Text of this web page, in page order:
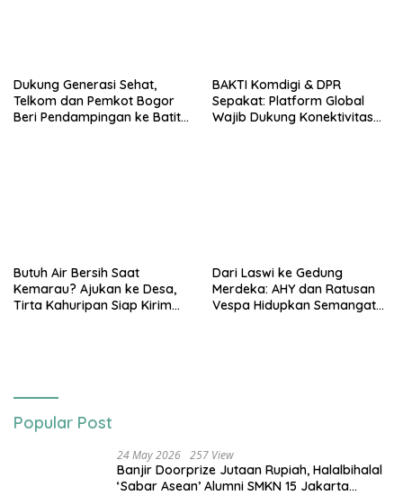
Dukung Generasi Sehat,
Telkom dan Pemkot Bogor
Beri Pendampingan ke Batita
BAKTI Komdigi & DPR
Sepakat: Platform Global
Wajib Dukung Konektivitas
Butuh Air Bersih Saat
Kemarau? Ajukan ke Desa,
Tirta Kahuripan Siap Kirim
Dari Laswi ke Gedung
Merdeka: AHY dan Ratusan
Vespa Hidupkan Semangat
Popular Post
24 May 2026 257 View
Banjir Doorprize Jutaan Rupiah, Halalbihalal
‘Sabar Asean’ Alumni SMKN 15 Jakarta